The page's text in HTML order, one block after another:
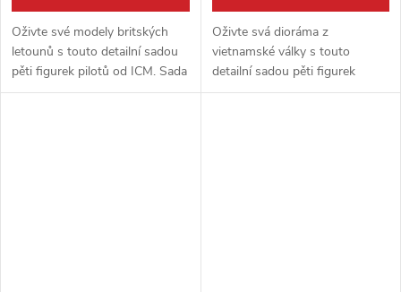
Oživte své modely britských
letounů s touto detailní sadou
pěti figurek pilotů od ICM. Sada
v měřítku 1:48 zachycuje
Oživte svá dioráma z
vietnamské války s touto
detailní sadou pěti figurek
amerických vrtulníkových pilotů